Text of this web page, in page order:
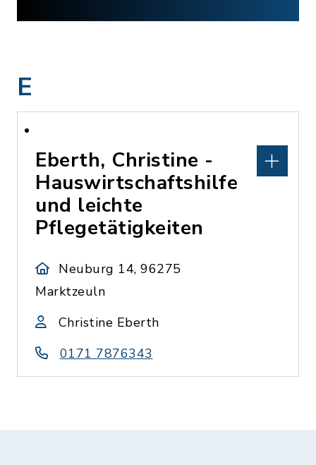
E
Eberth, Christine -
Hauswirtschaftshilfe
und leichte
Pflegetätigkeiten
Neuburg 14, 96275
Marktzeuln
Christine Eberth
0171 7876343